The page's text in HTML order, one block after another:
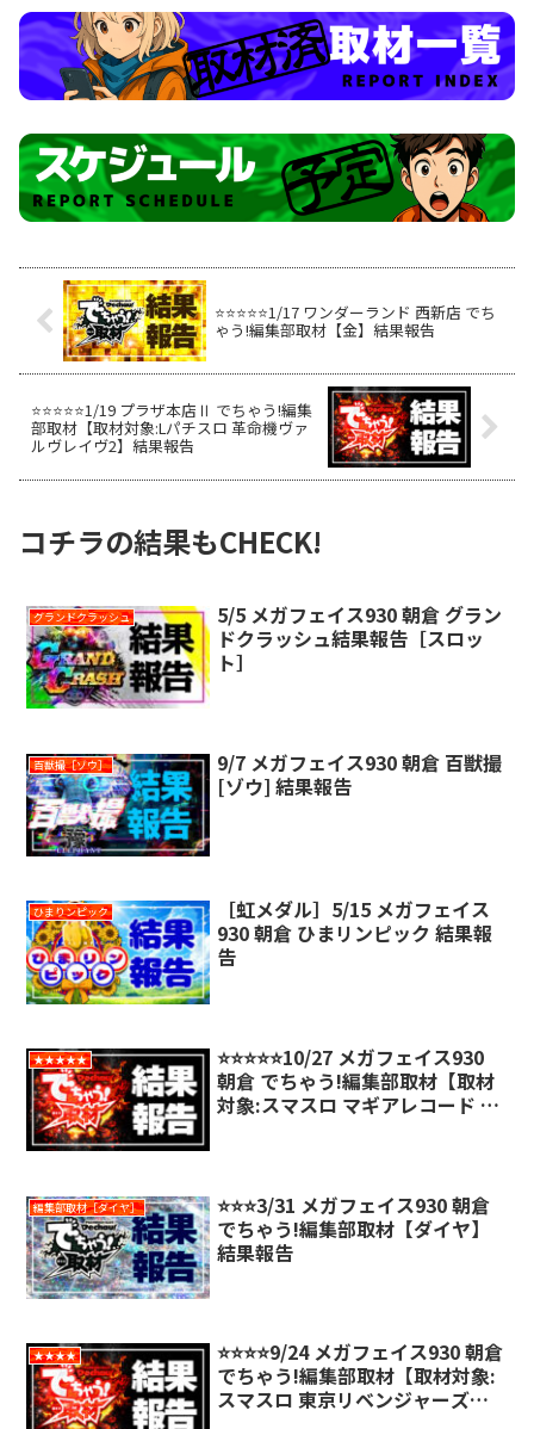
⭐️⭐️⭐️⭐️⭐️1/17 ワンダーランド 西新店 でち
ゃう!編集部取材【金】結果報告
⭐️⭐️⭐️⭐️⭐️1/19 プラザ本店Ⅱ でちゃう!編集
部取材【取材対象:Lパチスロ 革命機ヴァ
ルヴレイヴ2】結果報告
コチラの結果もCHECK!
グランドクラッシュ
5/5 メガフェイス930 朝倉 グラン
ドクラッシュ結果報告［スロッ
ト］
百獣撮［ゾウ］
9/7 メガフェイス930 朝倉 百獣撮
[ゾウ] 結果報告
ひまりンピック
［虹メダル］5/15 メガフェイス
930 朝倉 ひまリンピック 結果報
告
★★★★★
⭐️⭐️⭐️⭐️⭐️10/27 メガフェイス930
朝倉 でちゃう!編集部取材【取材
対象:スマスロ マギアレコード 魔
編集部取材［ダイヤ］
⭐️⭐️⭐️3/31 メガフェイス930 朝倉
でちゃう!編集部取材【ダイヤ】
結果報告
★★★★
⭐️⭐️⭐️⭐️9/24 メガフェイス930 朝倉
でちゃう!編集部取材【取材対象:
スマスロ 東京リベンジャーズ】